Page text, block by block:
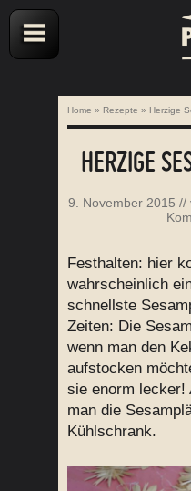
Home » Rezepte » Herzige
HERZIGE
9. November 2015 //
Festhalten: hier
wahrscheinlich
schnellste
Zeiten: Die
wenn man den
aufstocken
sie enorm lecker!
man die
Kühlschrank.